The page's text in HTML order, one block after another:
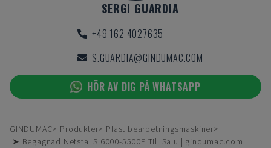
SERGI GUARDIA
+49 162 4027635
S.GUARDIA@GINDUMAC.COM
HÖR AV DIG PÅ WHATSAPP
GINDUMAC Produkter
Plast bearbetningsmaskiner
➤ Begagnad Netstal S 6000-5500E Till Salu | gindumac.com